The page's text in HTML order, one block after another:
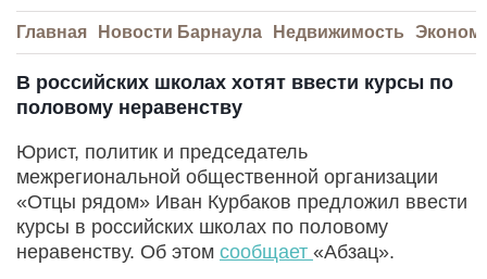
Главная Новости Барнаула Недвижимость
В российских школах хотят ввести курсы по
половому неравенству
Юрист, политик и председатель
межрегиональной общественной организации
«Отцы рядом» Иван Курбаков предложил ввести
курсы в российских школах по половому
неравенству. Об этом сообщает «Абзац».